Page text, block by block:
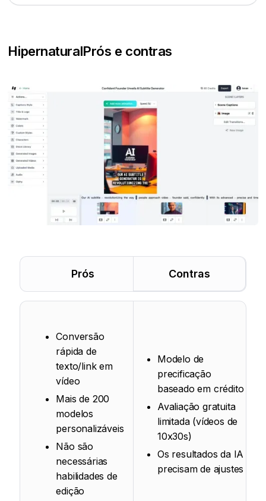
HipernaturalPrós e contras
Prós Contras
Conversão
rápida de
texto/link em
vídeo
Mais de 200
modelos
personalizáveis
Não são
necessárias
habilidades de
edição
Modelo de
precificação
baseado em crédito
Avaliação gratuita
limitada (vídeos de
10x30s)
Os resultados da IA
precisam de ajustes